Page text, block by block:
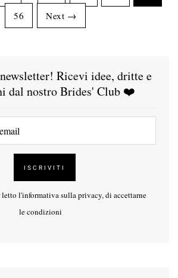
56
Next →
Ricevi idee, dritte e
dal nostro Brides' Club ❤️
letto l'informativa sulla privacy, di accettarne
le condizioni